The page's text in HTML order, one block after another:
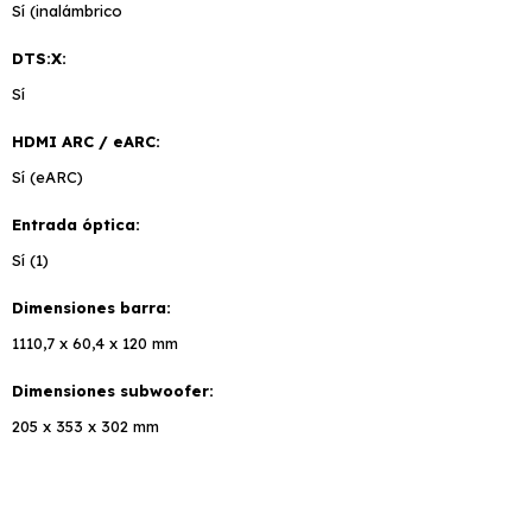
Sí (inalámbrico
DTS:X
Sí
HDMI ARC / eARC
Sí (eARC)
Entrada óptica
Sí (1)
Dimensiones barra
1110,7 x 60,4 x 120 mm
Dimensiones subwoofer
205 x 353 x 302 mm